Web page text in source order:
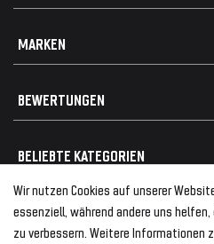
Wir nutzen Cookies auf unserer
essenziell, während andere uns
zu verbessern. Weitere Informationen
Widerrufsrecht
Vertrag widerrufen
Elektro- / Altteilentsorgung
MARKEN
Geeignet für Mercedes
Geeignet für Audi
BEWERTUNGEN
BELIEBTE KATEGORIEN
Frontspoiler
Heckspoiler
FOLGEN SIE UNS AUF